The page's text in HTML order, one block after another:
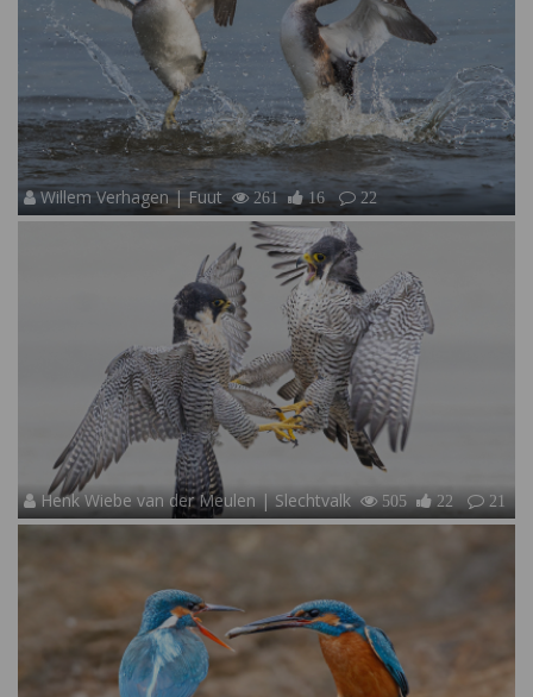
Willem Verhagen | Fuut 261 16 22
Henk Wiebe van der Meulen | Slechtvalk 505 22 21